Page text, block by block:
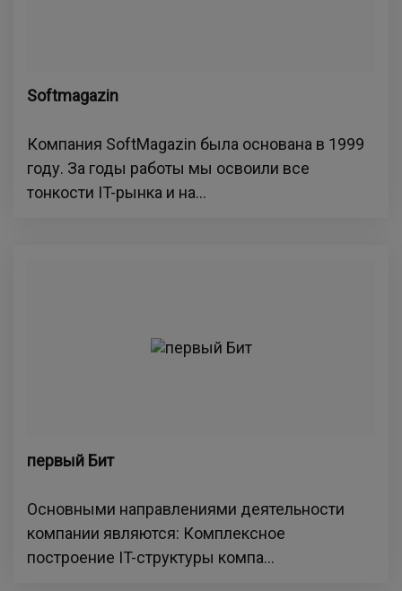
Softmagazin
Компания SoftMagazin была основана в 1999
году. За годы работы мы освоили все
тонкости IT-рынка и на...
первый Бит
Основными направлениями деятельности
компании являются: Комплексное
построение IT-структуры компа...